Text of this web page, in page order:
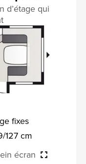
d’étage qui
fixes
127 cm
écran